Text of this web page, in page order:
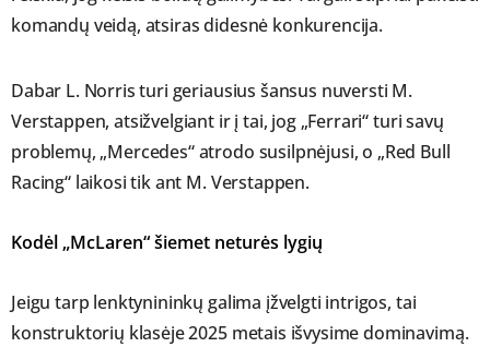
komandų veidą, atsiras didesnė konkurencija.
Dabar L. Norris turi geriausius šansus nuversti M.
Verstappen, atsižvelgiant ir į tai, jog „Ferrari“ turi savų
problemų, „Mercedes“ atrodo susilpnėjusi, o „Red Bull
Racing“ laikosi tik ant M. Verstappen.
Kodėl „McLaren“ šiemet neturės lygių
Jeigu tarp lenktynininkų galima įžvelgti intrigos, tai
konstruktorių klasėje 2025 metais išvysime dominavimą.